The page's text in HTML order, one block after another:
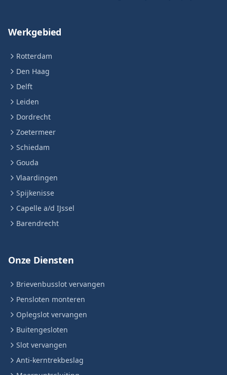
Werkgebied
Rotterdam
Den Haag
Delft
Leiden
Dordrecht
Zoetermeer
Schiedam
Gouda
Vlaardingen
Spijkenisse
Capelle a/d IJssel
Barendrecht
Onze Diensten
Brievenbusslot vervangen
Pensloten monteren
Oplegslot vervangen
Buitengesloten
Slot vervangen
Anti-kerntrekbeslag